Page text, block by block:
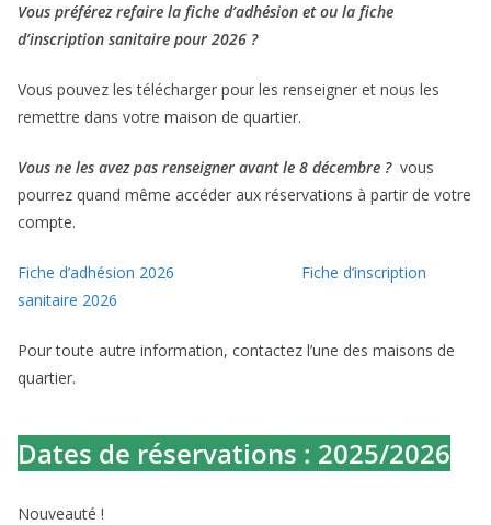
Vous préférez refaire la fiche d’adhésion et ou la fiche
d’inscription sanitaire pour 2026 ?
Vous pouvez les télécharger pour les renseigner et nous les
remettre dans votre maison de quartier.
Vous ne les avez pas renseigner avant le 8 décembre ?vous
pourrez quand même accéder aux réservations à partir de votre
compte.
Fiche d’adhésion 2026
Fiche d’inscription
sanitaire 2026
Pour toute autre information, contactez l’une des maisons de
quartier.
Dates de réservations : 2025/2026
Nouveauté !